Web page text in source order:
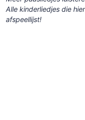
Alle kinderliedjes die
afspeellijst!